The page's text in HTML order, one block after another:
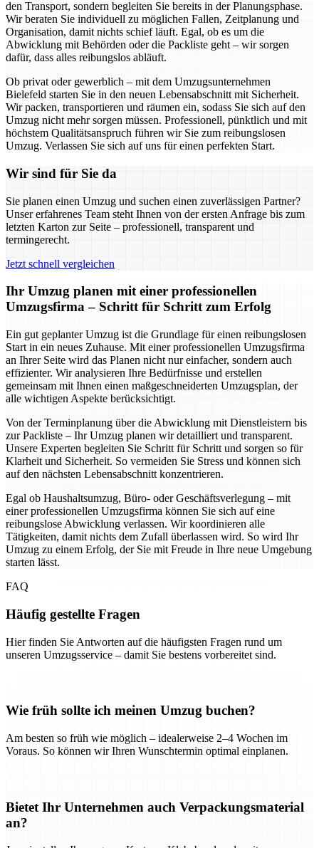
den Transport, sondern begleiten Sie bereits in der Planungsphase.
Wir beraten Sie individuell zu möglichen Fallen, Zeitplanung und
Organisation, damit nichts schief läuft. Egal, ob es um die
Abwicklung mit Behörden oder die Packliste geht – wir sorgen
dafür, dass alles reibungslos abläuft.
Ob privat oder gewerblich – mit dem Umzugsunternehmen
Bielefeld starten Sie in den neuen Lebensabschnitt mit Sicherheit.
Wir packen, transportieren und räumen ein, sodass Sie sich auf den
Umzug nicht mehr sorgen müssen. Professionell, pünktlich und mit
höchstem Qualitätsanspruch führen wir Sie zum reibungslosen
Umzug. Verlassen Sie sich auf uns für einen perfekten Start.
Wir sind für Sie da
Sie planen einen Umzug und suchen einen zuverlässigen Partner?
Unser erfahrenes Team steht Ihnen von der ersten Anfrage bis zum
letzten Karton zur Seite – professionell, transparent und
termingerecht.
Jetzt schnell vergleichen
Ihr Umzug planen mit einer professionellen
Umzugsfirma – Schritt für Schritt zum Erfolg
Ein gut geplanter Umzug ist die Grundlage für einen reibungslosen
Start in ein neues Zuhause. Mit einer professionellen Umzugsfirma
an Ihrer Seite wird das Planen nicht nur einfacher, sondern auch
effizienter. Wir analysieren Ihre Bedürfnisse und erstellen
gemeinsam mit Ihnen einen maßgeschneiderten Umzugsplan, der
alle wichtigen Aspekte berücksichtigt.
Von der Terminplanung über die Abwicklung mit Dienstleistern bis
zur Packliste – Ihr Umzug planen wir detailliert und transparent.
Unsere Experten begleiten Sie Schritt für Schritt und sorgen so für
Klarheit und Sicherheit. So vermeiden Sie Stress und können sich
auf den nächsten Lebensabschnitt konzentrieren.
Egal ob Haushaltsumzug, Büro- oder Geschäftsverlegung – mit
einer professionellen Umzugsfirma können Sie sich auf eine
reibungslose Abwicklung verlassen. Wir koordinieren alle
Tätigkeiten, damit nichts dem Zufall überlassen wird. So wird Ihr
Umzug zu einem Erfolg, der Sie mit Freude in Ihre neue Umgebung
starten lässt.
FAQ
Häufig gestellte Fragen
Hier finden Sie Antworten auf die häufigsten Fragen rund um
unseren Umzugsservice – damit Sie bestens vorbereitet sind.
Wie früh sollte ich meinen Umzug buchen?
Am besten so früh wie möglich – idealerweise 2–4 Wochen im
Voraus. So können wir Ihren Wunschtermin optimal einplanen.
Bietet Ihr Unternehmen auch Verpackungsmaterial
an?